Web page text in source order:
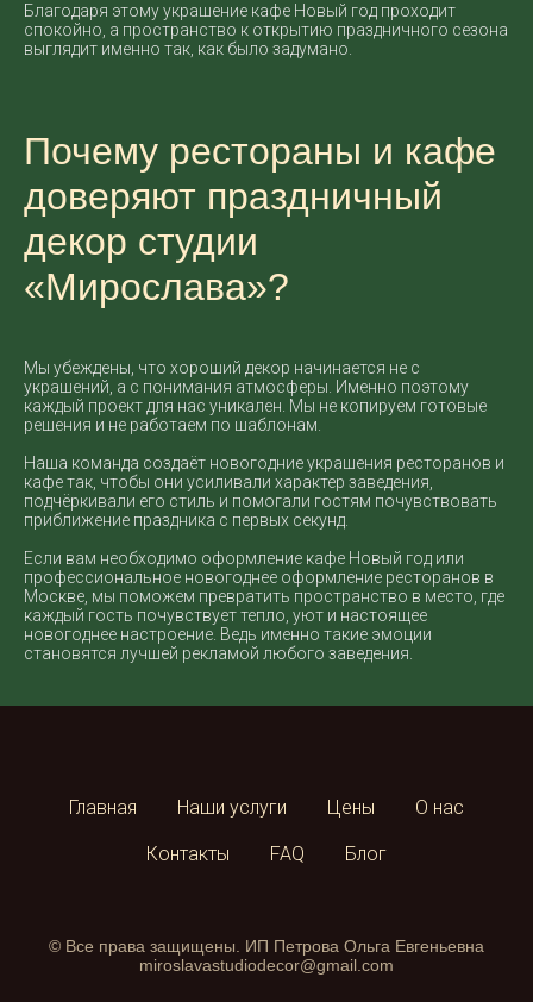
Благодаря этому украшение кафе Новый год проходит
спокойно, а пространство к открытию праздничного сезона
выглядит именно так, как было задумано.
Почему рестораны и кафе
доверяют праздничный
декор студии
«Мирослава»?
Мы убеждены, что хороший декор начинается не с
украшений, а с понимания атмосферы. Именно поэтому
каждый проект для нас уникален. Мы не копируем готовые
решения и не работаем по шаблонам.
Наша команда создаёт новогодние украшения ресторанов и
кафе так, чтобы они усиливали характер заведения,
подчёркивали его стиль и помогали гостям почувствовать
приближение праздника с первых секунд.
Если вам необходимо оформление кафе Новый год или
профессиональное новогоднее оформление ресторанов в
Москве, мы поможем превратить пространство в место, где
каждый гость почувствует тепло, уют и настоящее
новогоднее настроение. Ведь именно такие эмоции
становятся лучшей рекламой любого заведения.
Главная Наши услуги Цены О нас
Контакты FAQ Блог
© Все права защищены. ИП Петрова Ольга Евгеньевна
miroslavastudiodecor@gmail.com